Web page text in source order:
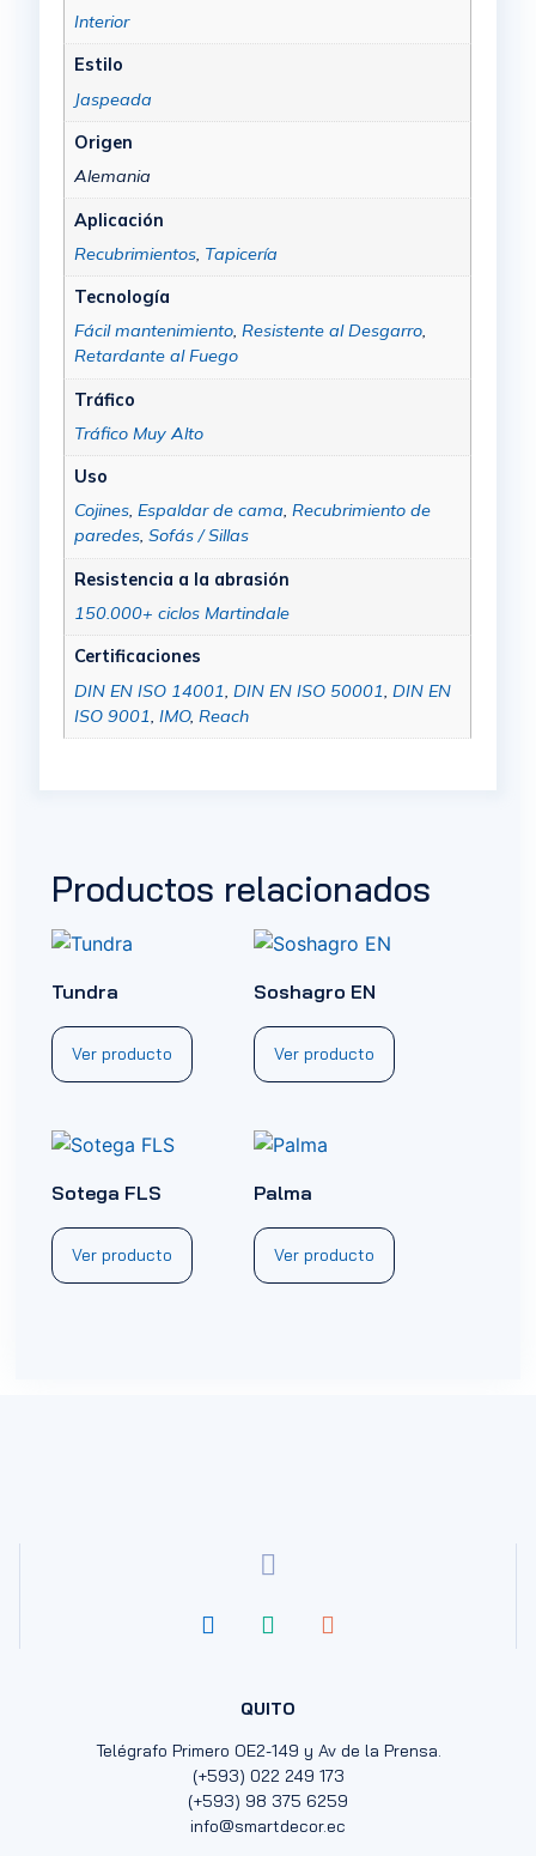
Interior
Estilo
Jaspeada
Origen
Alemania
Aplicación
Recubrimientos, Tapicería
Tecnología
Fácil mantenimiento, Resistente al Desgarro,
Retardante al Fuego
Tráfico
Tráfico Muy Alto
Uso
Cojines, Espaldar de cama, Recubrimiento de
paredes, Sofás / Sillas
Resistencia a la abrasión
150.000+ ciclos Martindale
Certificaciones
DIN EN ISO 14001, DIN EN ISO 50001, DIN EN
ISO 9001, IMO, Reach
Productos relacionados
Tundra
Ver producto
Soshagro EN
Ver producto
Sotega FLS
Ver producto
Palma
Ver producto
QUITO
Telégrafo Primero OE2-149 y Av de la Prensa.
(+593) 022 249 173
(+593) 98 375 6259
info@smartdecor.ec